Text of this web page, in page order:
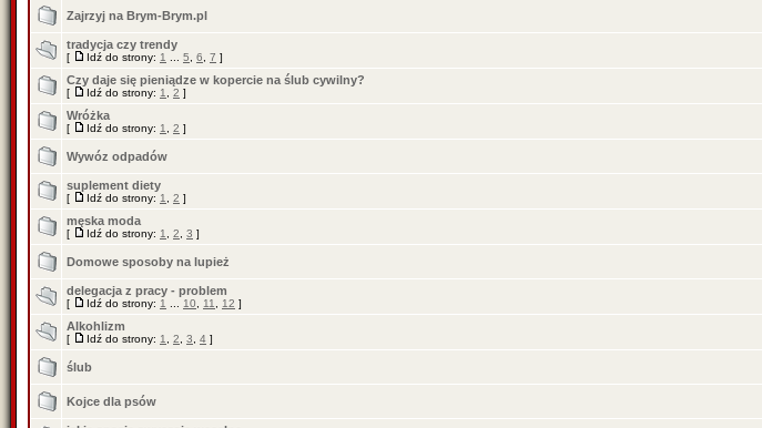
Zajrzyj na Brym-Brym.pl
tradycja czy trendy
[ Idź do strony: 1 5 6 7 ]
Czy daje się pieniądze w kopercie na ślub cywilny?
[ Idź do strony: 1 2 ]
Wróżka
[ Idź do strony: 1 2 ]
Wywóz odpadów
suplement diety
[ Idź do strony: 1 2 ]
męska moda
[ Idź do strony: 1 2 3 ]
Domowe sposoby na lupież
delegacja z pracy - problem
[ Idź do strony: 1 10 11 12 ]
Alkohlizm
[ Idź do strony: 1 2 3 4 ]
ślub
Kojce dla psów